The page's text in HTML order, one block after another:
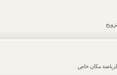
مكان خاص